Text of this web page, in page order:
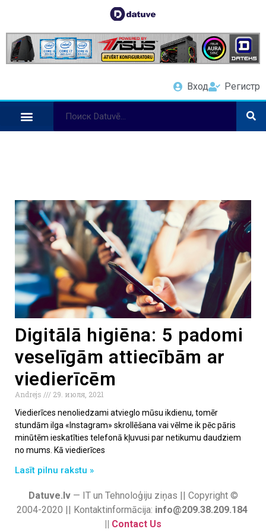
Вход Регистр
Digitālā higiēna: 5 padomi
veselīgām attiecībām ar
viedierīcēm
Andrejs
29. июля, 2021
Viedierīces nenoliedzami atvieglo mūsu ikdienu, tomēr
stundām ilga «Instagram» skrollēšana vai vēlme ik pēc pāris
minūtēm ieskatīties telefonā kļuvusi par netikumu daudziem
no mums. Kā viedierīces
Lasīt pilnu rakstu »
Datuve.lv— IT un Tehnoloģiju ziņas || Copyright ©
2004-2020 || Kontaktinformācija: info@209.38.209.184
|| Contact Us